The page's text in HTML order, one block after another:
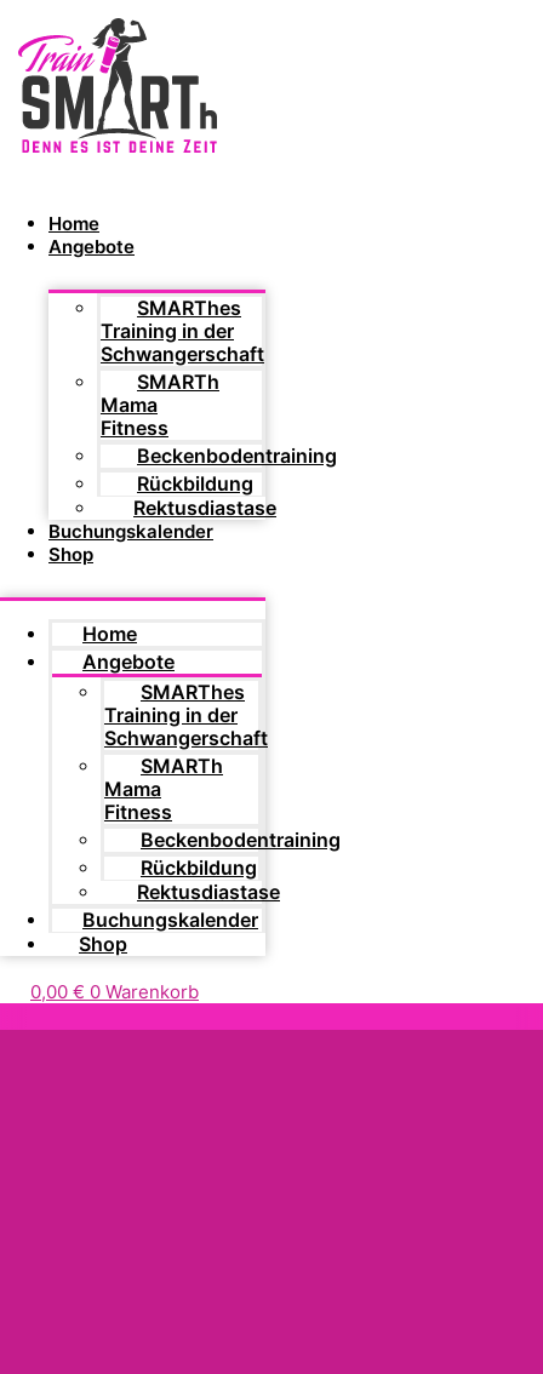
Home
Angebote
SMARThes
Training in der
Schwangerschaft
SMARTh
Mama
Fitness
Beckenbodentraining
Rückbildung
Rektusdiastase
Buchungskalender
Shop
Home
Angebote
SMARThes
Training in der
Schwangerschaft
SMARTh
Mama
Fitness
Beckenbodentraining
Rückbildung
Rektusdiastase
Buchungskalender
Shop
0,00 € 0 Warenkorb